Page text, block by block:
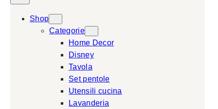
Shop
Categorie
Home Decor
Disney
Tavola
Set pentole
Utensili cucina
Lavanderia